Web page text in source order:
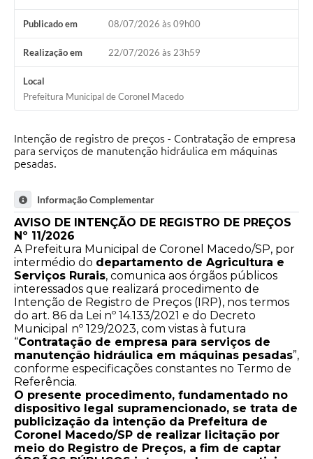
Publicado em 08/07/2026 às 09h00
Realização em 22/07/2026 às 23h59
Local
Prefeitura Municipal de Coronel Macedo
Intenção de registro de preços - Contratação de empresa
para serviços de manutenção hidráulica em máquinas
pesadas.
Informação Complementar
AVISO DE INTENÇÃO DE REGISTRO DE PREÇOS
Nº 11/2026
A Prefeitura Municipal de Coronel Macedo/SP, por
intermédio do departamento de Agricultura e
Serviços Rurais, comunica aos órgãos públicos
interessados que realizará procedimento de
Intenção de Registro de Preços (IRP), nos termos
do art. 86 da Lei nº 14.133/2021 e do Decreto
Municipal nº 129/2023, com vistas à futura
“Contratação de empresa para serviços de
manutenção hidráulica em máquinas pesadas”,
conforme especificações constantes no Termo de
Referência.
O presente procedimento, fundamentado no
dispositivo legal supramencionado, se trata de
publicização da intenção da Prefeitura de
Coronel Macedo/SP de realizar licitação por
meio do Registro de Preços, a fim de captar